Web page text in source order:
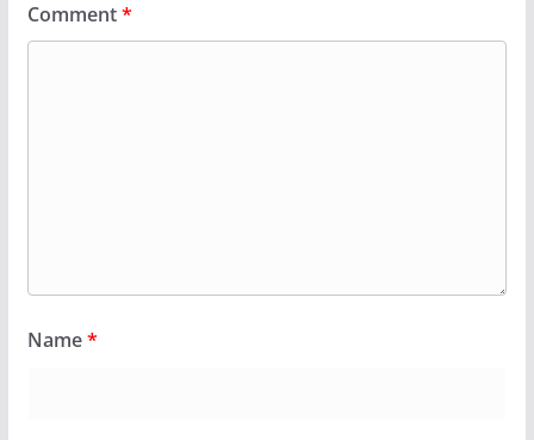
Comment*
Name*